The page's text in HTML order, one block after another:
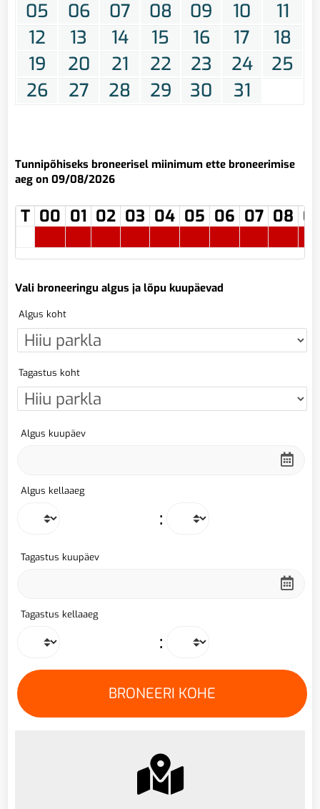
05 06 07 08 09 10
11
12
13 14 15 16 17
18
19
20 21 22 23 24
25
26
27 28 29 30 31
Tunnipõhiseks broneerisel miinimum ette broneerimise
aeg on 09/08/2026
T 00 01 02 03 04 05 06 07 08
Vali broneeringu algus ja lõpu kuupäevad
Algus koht
Tagastus koht
Algus kuupäev
Algus kellaaeg
:
Tagastus kuupäev
Tagastus kellaaeg
: